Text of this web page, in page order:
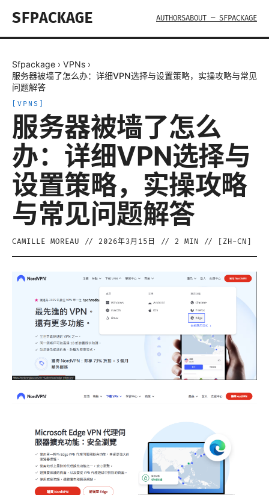
SFPACKAGE AUTHORSABOUT — SFPACKAGE
Sfpackage › VPNs ›
服务器被墙了怎么办：详细VPN选择与设置策略，实操攻略与常见
问题解答
VPNS
服务器被墙了怎么
办：详细VPN选择与
设置策略，实操攻略
与常见问题解答
CAMILLE MOREAU // 2026年3月15日 // 2 MIN // [ ZH-CN